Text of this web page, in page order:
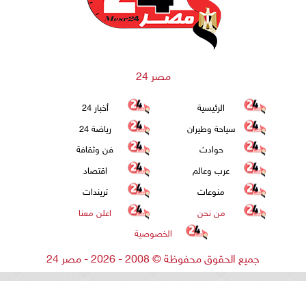
مصر 24
الرئيسية
أخبار 24
سياحة وطيران
رياضة 24
حوادث
فن وثقافة
عرب وعالم
اقتصاد
منوعات
تريندات
من نحن
اعلن معنا
الخصوصية
جميع الحقوق محفوظة©